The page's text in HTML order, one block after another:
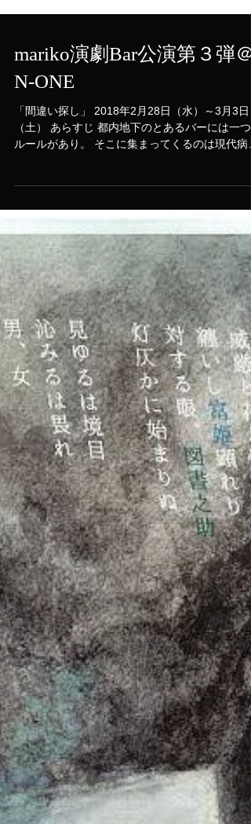
mariko演劇Bar公演第３弾＠
N-ONE
「間違い探し」 2018年2月28日（水）～3月3日
（土） あらすじ 都内地下のとあるバーには一つ
ルールがあり。 そこに集まってくるのは現代病と
も言える「事情」を抱えた人間ではないなにか。
そのなにかと、そして人間が進む先は変化なの
か、進化なのか、間違いなのか。...